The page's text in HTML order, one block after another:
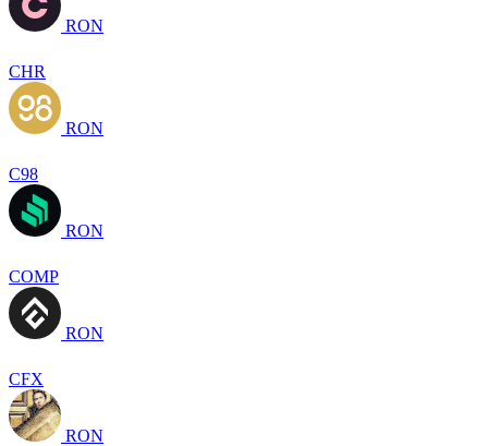
RON
CHR
RON
C98
RON
COMP
RON
CFX
RON